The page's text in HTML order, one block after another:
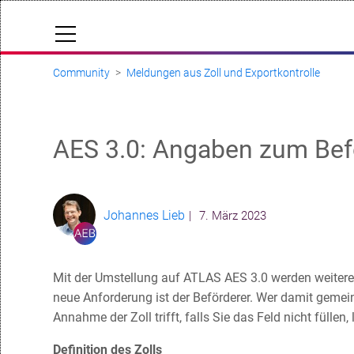
Cloud Status
Help Center
Dokumentation & Downloads
API-Dokumentation
Anfrage einreichen
Community Meldungen aus Zoll und Exportkontrolle
AES 3.0: Angaben zum
Johannes Lieb 7. März 2023
Mit der Umstellung auf ATLAS AES 3.0 werden
neue Anforderung ist der Beförderer. Wer damit
Annahme der Zoll trifft, falls Sie das Feld nicht füllen,
Definition des Zolls